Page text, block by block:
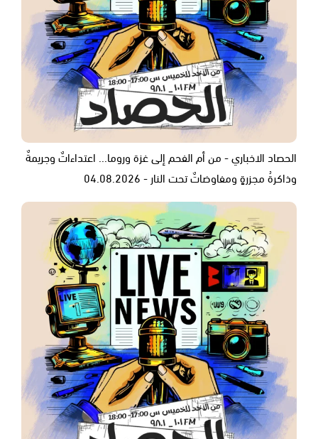
الحصاد الاخباري - من أم الفحم إلى غزة وروما... اعتداءاتٌ وجريمةٌ
وذاكرةُ مجزرةٍ ومفاوضاتٌ تحت النار - 04.08.2026